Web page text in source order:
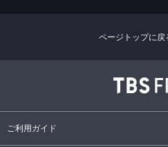
ご利用ガイド
ページトップに戻